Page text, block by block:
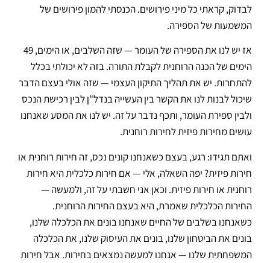
לבדוק, קראתי כל מיני פירושים. הכנסתי להמון פירושים של
המשמעות של הספירה.
אז יש לנו את הספירה של העומר — שזה השלבים, או הימים, 49
הימים של הכנה הרוחנית לקבלת התורה. בזה לא יכולתי בכלל
להתחרות. יש את תהליך התיקון העצמי — שזה אולי בעצם הדבר
שיכול לבנות לנו את הקשר בין העשייה בנדל"ן לבין רכישת הנכס
ולבין ספירת העומר, ותכף נדבר על זה. יש לנו את המסע שאנחנו
עושים מחירות פיזית לחירות רוחנית.
ואתם תגידו: רגע, בעצם כשאנחנו קונים נכס, זה חירות רוחנית או
חירות פיזית? יפה השאלה, אלי — אם חירות כלכלית היא חירות
רוחנית או חירות פיזית. וכאן אני חשבתי על זה, ולמעשה —
החירות הכלכלית שאמרת, היא בעצם החירות הרוחנית.
כשאנחנו בשלבים של החיים שאנחנו בונים את הכלכלה שלנו,
בונים את הביטחון שלנו, בונים את העיסוק שלנו, את הכלכלה
המשפחתית שלנו — אנחנו למעשה נמצאים בחירות. אבל חירות